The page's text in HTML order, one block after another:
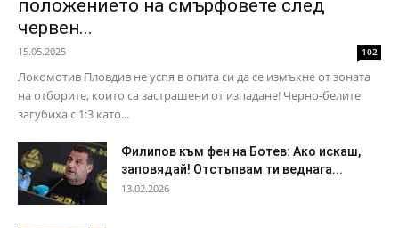
положението на смърфовете след
червен...
15.05.2025 102
Локомотив Пловдив не успя в опита си да се измъкне от зоната
на отборите, които са застрашени от изпадане! Черно-белите
загубиха с 1:3 като...
Филипов към фен на Ботев: Ако искаш,
заповядай! Отстъпвам ти веднага...
13.02.2026